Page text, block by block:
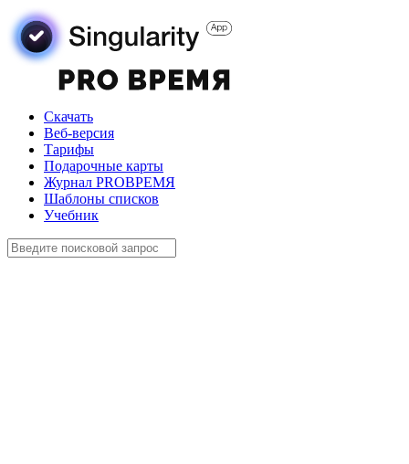
Скачать
Веб-версия
Тарифы
Подарочные карты
Журнал PROВРЕМЯ
Шаблоны списков
Учебник